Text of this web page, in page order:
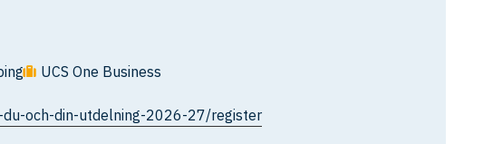
UCS One Business
och-din-utdelning-2026-27/register